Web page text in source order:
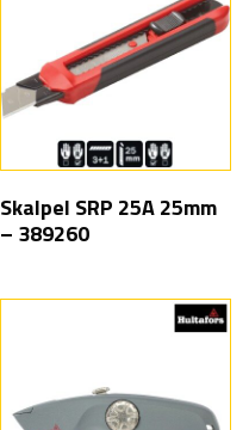
Skalpel SRP 25A 25mm
– 389260